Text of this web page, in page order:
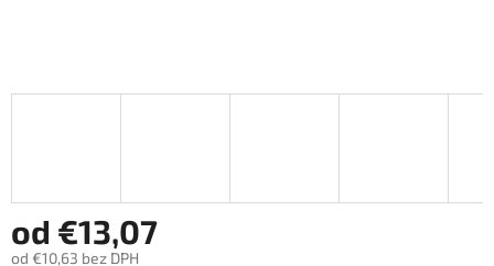
od €13,07
od €10,63 bez DPH